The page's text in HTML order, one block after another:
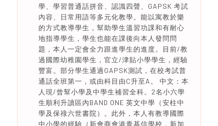
學、學習普通話拼音、認識四聲、GAPSK 考試
內容、日常用語等多元化教學。能以寓教於樂
的方式教導學生，幫助學生溫習功課和有耐心
地指導學生，學生也能在課後向本人發問問
題，本人一定會全力跟進學生的進度。目前/教
過國際幼稚園學生，官立/津貼小學學生，經驗
豐富。部分學生通過GAPSK測試，在校考試普
通話全班第一，或由科目由C升至A。 中文：本
人現/曾幫小學及中學生補習全科。2名小六學
生順利升讀區內BAND ONE 英文中學（安柱中
學及保祿六世書院）。此外，本人有教導國際
中小學的經驗（新會商會港青基信學校，新加